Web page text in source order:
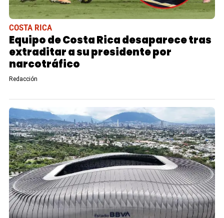
COSTA RICA
Equipo de Costa Rica desaparece tras
extraditar a su presidente por
narcotráfico
Redacción